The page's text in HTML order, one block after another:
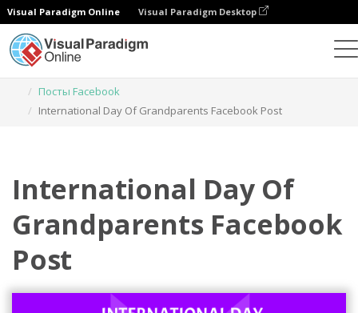
Visual Paradigm Online Visual Paradigm Desktop
Посты Facebook
International Day Of Grandparents Facebook Post
International Day Of
Grandparents Facebook
Post